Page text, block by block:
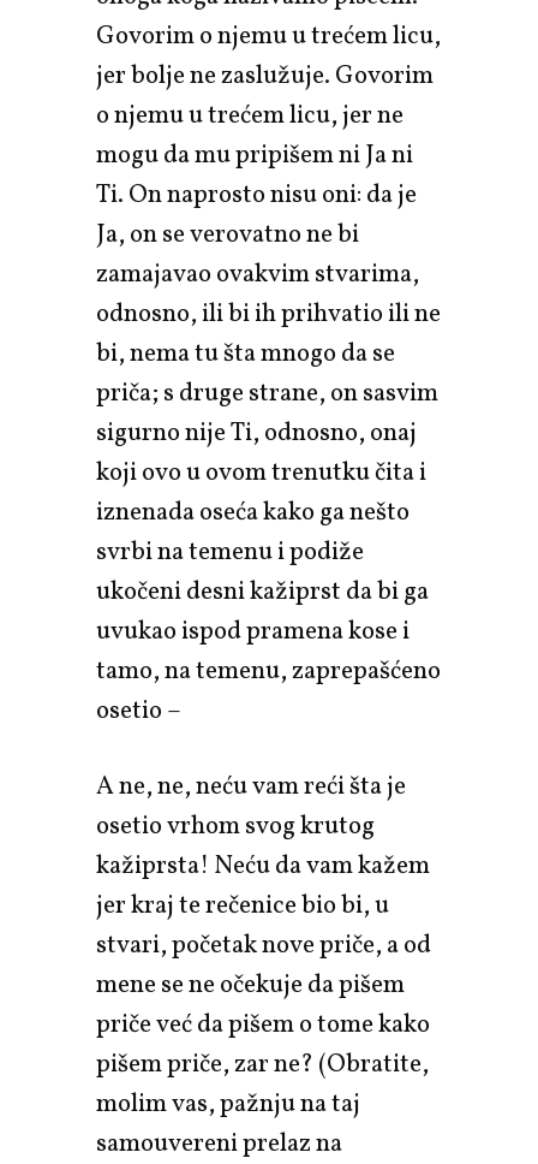
Govorim o njemu u trećem licu,
jer bolje ne zaslužuje. Govorim
o njemu u trećem licu, jer ne
mogu da mu pripišem ni Ja ni
Ti. On naprosto nisu oni: da je
Ja, on se verovatno ne bi
zamajavao ovakvim stvarima,
odnosno, ili bi ih prihvatio ili ne
bi, nema tu šta mnogo da se
priča; s druge strane, on sasvim
sigurno nije Ti, odnosno, onaj
koji ovo u ovom trenutku čita i
iznenada oseća kako ga nešto
svrbi na temenu i podiže
ukočeni desni kažiprst da bi ga
uvukao ispod pramena kose i
tamo, na temenu, zaprepašćeno
osetio –
A ne, ne, neću vam reći šta je
osetio vrhom svog krutog
kažiprsta! Neću da vam kažem
jer kraj te rečenice bio bi, u
stvari, početak nove priče, a od
mene se ne očekuje da pišem
priče već da pišem o tome kako
pišem priče, zar ne? (Obratite,
molim vas, pažnju na taj
samouvereni prelaz na